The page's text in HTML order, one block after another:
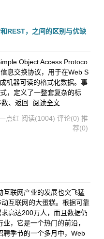
REST，之间的区别与优缺
Object Access Protoco
息交换协议，用于在Web S
机器可读的格式化数据。事
，定义了一整套复杂的标
、返回
阅读全文
点红 阅读(1004) 评论(0) 推
荐(0)
互联网产业的发展也突飞猛
互联网的大蛋糕。根据可靠
高达200万人，而且数据仍
，它是一个热门的前沿，
聘季节的一个多月中，Web